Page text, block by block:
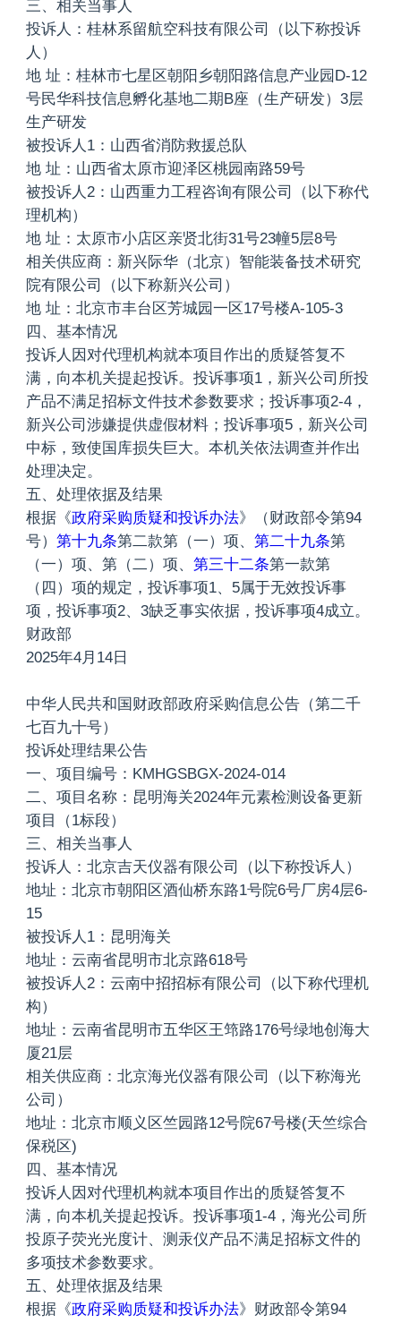
三、相关当事人
投诉人：桂林系留航空科技有限公司（以下称投诉
人）
地 址：桂林市七星区朝阳乡朝阳路信息产业园D-12
号民华科技信息孵化基地二期B座（生产研发）3层
生产研发
被投诉人1：山西省消防救援总队
地 址：山西省太原市迎泽区桃园南路59号
被投诉人2：山西重力工程咨询有限公司（以下称代
理机构）
地 址：太原市小店区亲贤北街31号23幢5层8号
相关供应商：新兴际华（北京）智能装备技术研究
院有限公司（以下称新兴公司）
地 址：北京市丰台区芳城园一区17号楼A-105-3
四、基本情况
投诉人因对代理机构就本项目作出的质疑答复不
满，向本机关提起投诉。投诉事项1，新兴公司所投
产品不满足招标文件技术参数要求；投诉事项2-4，
新兴公司涉嫌提供虚假材料；投诉事项5，新兴公司
中标，致使国库损失巨大。本机关依法调查并作出
处理决定。
五、处理依据及结果
根据《政府采购质疑和投诉办法》（财政部令第94
号） 第十九条第二款第（一）项、 第二十九条第
（一）项、第（二）项、 第三十二条第一款第
（四）项的规定，投诉事项1、5属于无效投诉事
项，投诉事项2、3缺乏事实依据，投诉事项4成立。
财政部
2025年4月14日
中华人民共和国财政部政府采购信息公告（第二千
七百九十号）
投诉处理结果公告
一、项目编号：KMHGSBGX-2024-014
二、项目名称：昆明海关2024年元素检测设备更新
项目（1标段）
三、相关当事人
投诉人：北京吉天仪器有限公司（以下称投诉人）
地址：北京市朝阳区酒仙桥东路1号院6号厂房4层6-
15
被投诉人1：昆明海关
地址：云南省昆明市北京路618号
被投诉人2：云南中招招标有限公司（以下称代理机
构）
地址：云南省昆明市五华区王筇路176号绿地创海大
厦21层
相关供应商：北京海光仪器有限公司（以下称海光
公司）
地址：北京市顺义区竺园路12号院67号楼(天竺综合
保税区)
四、基本情况
投诉人因对代理机构就本项目作出的质疑答复不
满，向本机关提起投诉。投诉事项1-4，海光公司所
投原子荧光光度计、测汞仪产品不满足招标文件的
多项技术参数要求。
五、处理依据及结果
根据《政府采购质疑和投诉办法》财政部令第94